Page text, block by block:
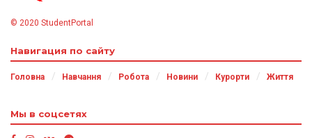
© 2020 StudentPortal
Навигация по сайту
Головна Навчання Робота Новини Курорти Життя
Мы в соцсетях